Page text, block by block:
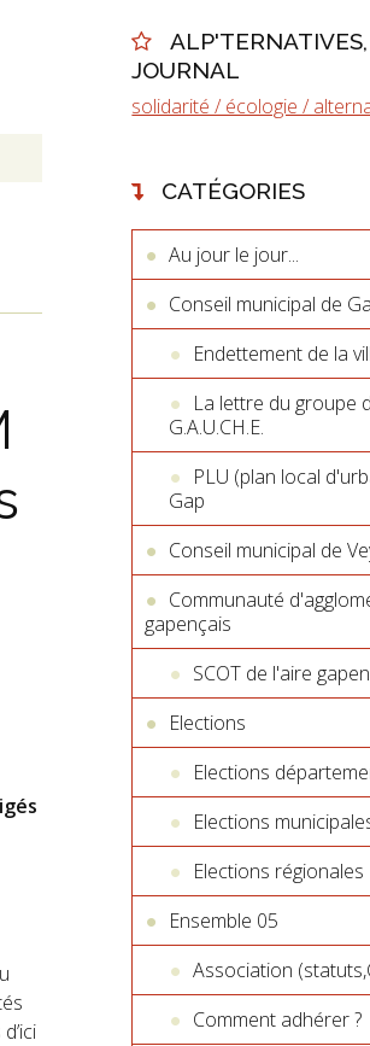
JOURNAL
solidarité / écologie /
CATÉGORIES
Au jour le jour...
Conseil municipal de
Endettement de la
La lettre du groupe
G.A.U.CH.E.
PLU (plan local
Gap
Conseil municipal de
Communauté
gapençais
SCOT de l'aire
Elections
Elections
Elections
Elections régionales
Ensemble 05
Association
Comment adhérer ?